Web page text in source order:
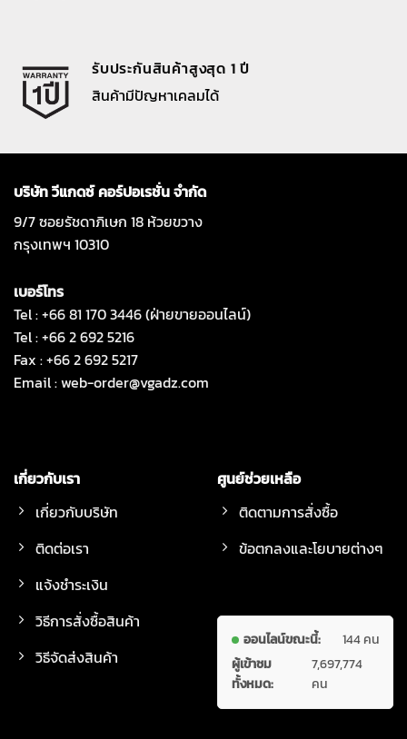
รับประกันสินค้าสูงสุด 1 ปี
สินค้ามีปัญหาเคลมได้
บริษัท วีแกดซ์ คอร์ปอเรชั่น จำกัด
9/7 ซอยรัชดาภิเษก 18 ห้วยขวาง
กรุงเทพฯ 10310
เบอร์โทร
Tel : +66 81 170 3446 (ฝ่ายขายออนไลน์)
Tel : +66 2 692 5216
Fax : +66 2 692 5217
Email :web-order@vgadz.com
เกี่ยวกับเรา
เกี่ยวกับบริษัท
ติดต่อเรา
แจ้งชำระเงิน
วิธีการสั่งซื้อสินค้า
วิธีจัดส่งสินค้า
ศูนย์ช่วยเหลือ
ติดตามการสั่งซื้อ
ข้อตกลงและโยบายต่างๆ
ออนไลน์ขณะนี้:
144 คน
ผู้เข้าชม
ทั้งหมด:
7,697,774
คน